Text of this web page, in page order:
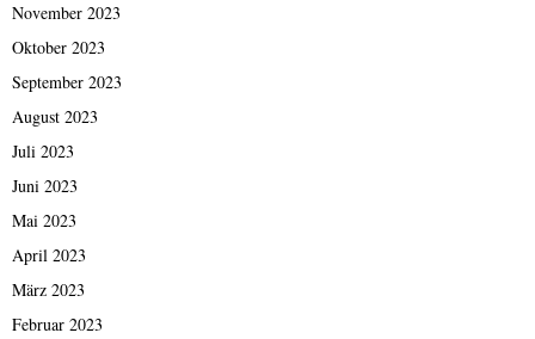
November 2023
Oktober 2023
September 2023
August 2023
Juli 2023
Juni 2023
Mai 2023
April 2023
März 2023
Februar 2023